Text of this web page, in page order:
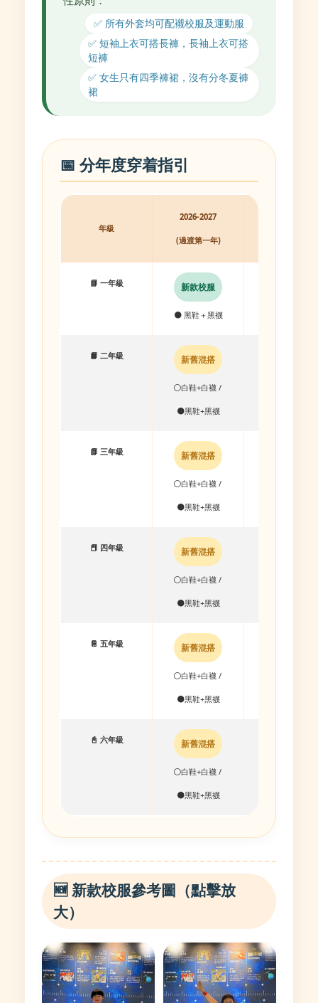
✅ 所有外套均可配襯校服及運動服
✅ 短袖上衣可搭長褲，長袖上衣可搭
短褲
✅ 女生只有四季褲裙，沒有分冬夏褲
裙
📅 分年度穿着指引
年級
2026-2027
(過渡第一年)
📘 一年級 新款校服
⚫ 黑鞋＋黑襪
📙 二年級 新舊混搭
⚪白鞋+白襪 /
⚫黑鞋+黑襪
📗 三年級 新舊混搭
⚪白鞋+白襪 /
⚫黑鞋+黑襪
📕 四年級 新舊混搭
⚪白鞋+白襪 /
⚫黑鞋+黑襪
📔 五年級 新舊混搭
⚪白鞋+白襪 /
⚫黑鞋+黑襪
📓 六年級 新舊混搭
⚪白鞋+白襪 /
⚫黑鞋+黑襪
🆕 新款校服參考圖（點擊放
大）